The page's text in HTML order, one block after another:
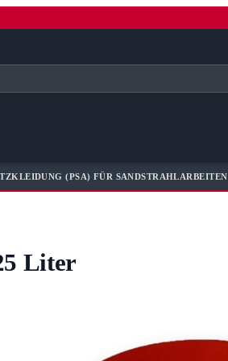
(PSA) FÜR SANDSTRAHLARBEITEN
Liter